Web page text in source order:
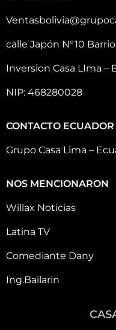
calle Japón N°10
Inversion Casa LIma –
NIP: 468280028
CONTACTO ECUADOR
Grupo Casa Lima –
NOS MENCIONARON
Willax Noticias
Latina TV
Comediante Dany
Ing.Bailarin